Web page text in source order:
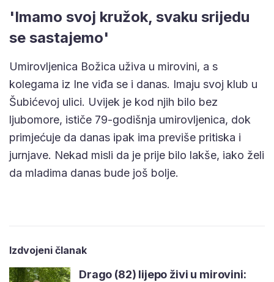
'Imamo svoj kružok, svaku srijedu
se sastajemo'
Umirovljenica Božica uživa u mirovini, a s
kolegama iz Ine viđa se i danas. Imaju svoj klub u
Šubićevoj ulici. Uvijek je kod njih bilo bez
ljubomore, ističe 79-godišnja umirovljenica, dok
primjećuje da danas ipak ima previše pritiska i
jurnjave. Nekad misli da je prije bilo lakše, iako želi
da mladima danas bude još bolje.
Izdvojeni članak
Drago (82) lijepo živi u mirovini: